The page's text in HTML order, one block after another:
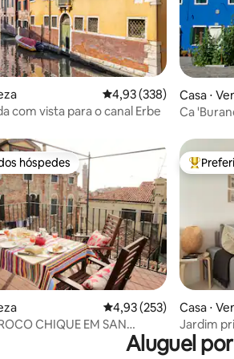
4,93 de uma avaliação
4,93 (338)
com vista para o canal Erbe
Casa ⋅
Ca
hóspedes
hóspedes
4,93 de uma avaliação
4,93 (253)
CHIQUE EM SAN
Entre
Casa ⋅
Jardim
máquina
Aluguel